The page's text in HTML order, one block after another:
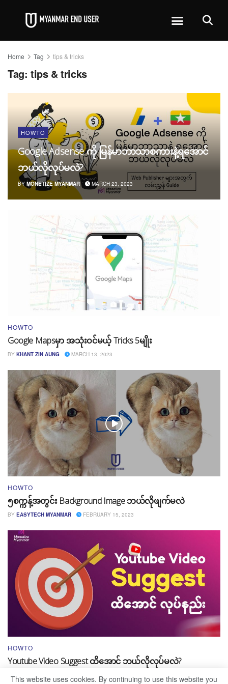
Home Tag tips & tricks
Tag: tips & tricks
HOWTO
Google Adsense ကို မြန်မာဘာသာစကားနဲ့ရအောင်
ဘယ်လိုလုပ်မလဲ?
BY MONETIZE MYANMAR MARCH 23, 2023
HOWTO
Google Mapsမှာ အသုံးဝင်မယ့် Tricks 5မျိုး
BY KHANT ZIN AUNG MARCH 13, 2023
HOWTO
၅စက္ကန့်အတွင်း Background Image ဘယ်လိုဖျက်မလဲ
BY EASYTECH MYANMAR FEBRUARY 15, 2023
HOWTO
Youtube Video Suggest ထိအောင် ဘယ်လိုလုပ်မလဲ?
BY MONETIZE MYANMAR FEBRUARY 13, 2023
This website uses cookies. By continuing to use this website you